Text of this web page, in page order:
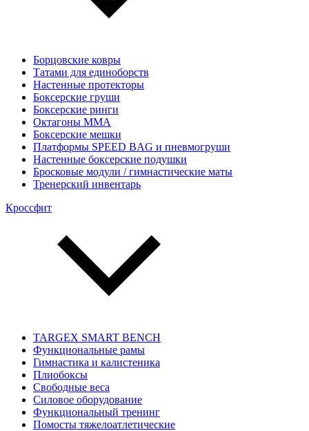
Борцовские ковры
Татами для единоборств
Настенные протекторы
Боксерские груши
Боксерские ринги
Октагоны MMA
Боксерские мешки
Платформы SPEED BAG и пневмогруши
Настенные боксерские подушки
Бросковые модули / гимнастические маты
Тренерский инвентарь
Кроссфит
TARGEX SMART BENCH
Функциональные рамы
Гимнастика и калистеника
Плиобоксы
Свободные веса
Силовое оборудование
Функциональный тренинг
Помосты тяжелоатлетические